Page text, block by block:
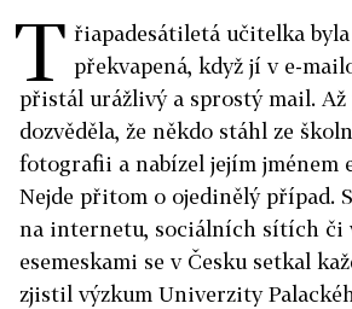
T řiapadesátiletá učitelka
překvapená, když jí v e-
přistál urážlivý a sprostý mail. Až
dozvěděla, že někdo stáhl ze
fotografii a nabízel jejím jménem
Nejde přitom o ojedinělý případ.
na internetu, sociálních sítích či
esemeskami se v Česku setkal
zjistil výzkum Univerzity